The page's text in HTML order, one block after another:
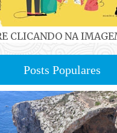
CLICANDO NA
Posts Populares